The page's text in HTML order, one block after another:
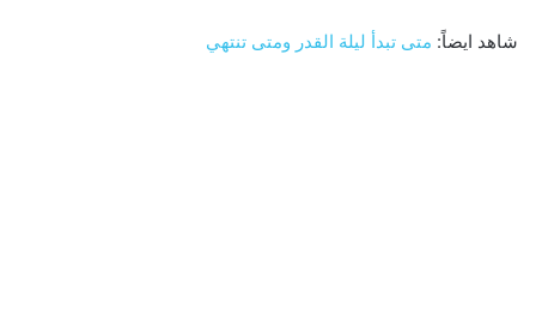
شاهد ايضاً: متى تبدأ ليلة القدر ومتى تنتهي